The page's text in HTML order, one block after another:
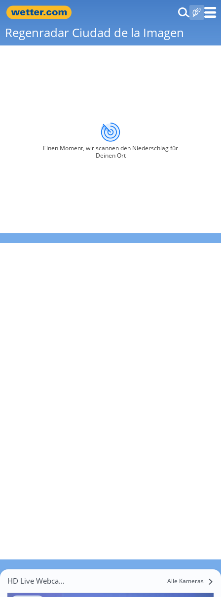
Regenradar Ciudad de la Imagen
Einen Moment, wir scannen den Niederschlag für
Deinen Ort
HD Live Webcams Ciudad de la Imagen Alle Kameras